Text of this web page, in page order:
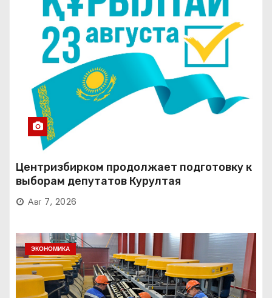
Центризбирком продолжает подготовку к
выборам депутатов Курултая
Авг 7, 2026
ЭКОНОМИКА